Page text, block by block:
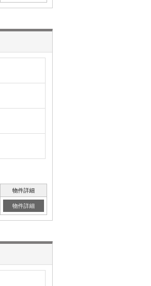
物件詳細
物件詳細